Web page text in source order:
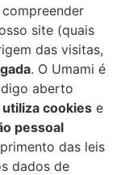
site (quais
das visitas,
. O Umami é
aberto
utiliza cookies e
pessoal
das leis
dados de